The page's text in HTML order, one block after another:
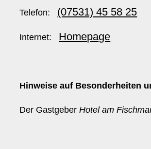
Telefon: (07531) 45 58 25
Internet: Homepage
Hinweise auf Besonderheiten
Der GastgeberHotel am